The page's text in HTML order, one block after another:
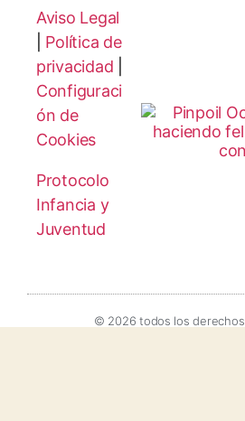
Aviso Legal
Política de
privacidad
Configuraci
ón de
Cookies
Protocolo
Infancia y
Juventud
© 2026 todos los derechos